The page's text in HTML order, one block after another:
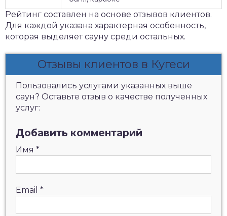
Рейтинг составлен на основе отзывов клиентов.
Для каждой указана характерная особенность,
которая выделяет сауну среди остальных.
Отзывы клиентов в Кугеси
Пользовались услугами указанных выше
саун? Оставьте отзыв о качестве полученных
услуг:
Добавить комментарий
Имя *
Email *